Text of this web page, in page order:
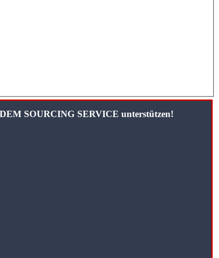
SOURCING SERVICE unterstützen!